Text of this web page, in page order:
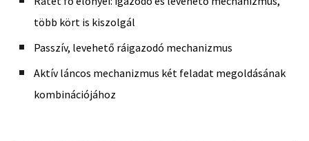
több kört is kiszolgál
Passzív, levehető ráigazodó mechanizmus
Aktív láncos mechanizmus két feladat megoldásának
kombinációjához